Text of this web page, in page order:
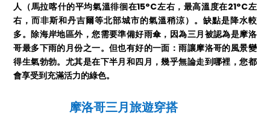
人（馬拉喀什的平均氣溫徘徊在15°C左右，最高溫度在21°C左
右，而非斯和丹吉爾等北部城市的氣溫稍涼）。缺點是降水較
多。除海岸地區外，您需要準備好雨傘，因為三月被認為是摩洛
哥最多下雨的月份之一。但也有好的一面：雨讓摩洛哥的風景變
得生氣勃勃。尤其是在下半月和四月，幾乎無論走到哪裡，您都
會享受到充滿活力的綠色。
摩洛哥三月旅遊穿搭